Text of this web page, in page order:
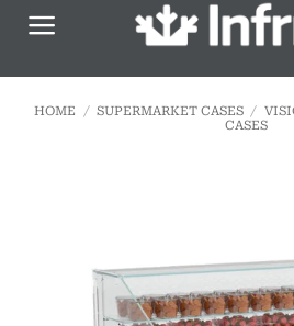
Skip
HOME / SUPERMARKET CASES /
CASES